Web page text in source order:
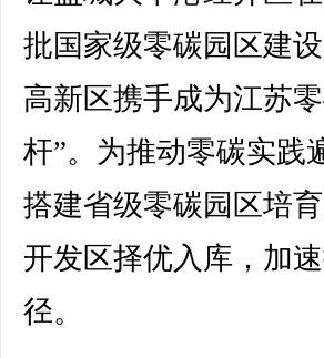
批国家级零碳园区建
高新区携手成为江苏
杆”。为推动零碳实践
搭建省级零碳园区培
开发区择优入库，加
径。